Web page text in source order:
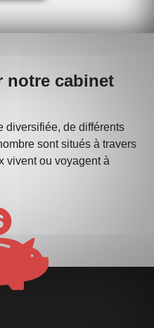
notre cabinet
diversifiée, de différents
sont situés à travers
vivent ou voyagent à